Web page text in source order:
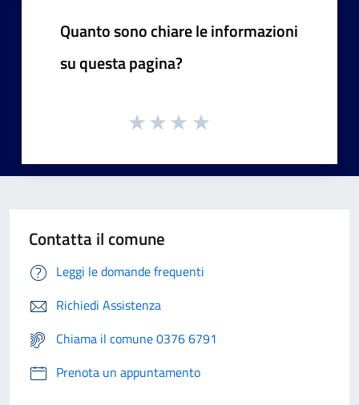
Quanto sono chiare le informazioni
su questa pagina?
Contatta il comune
Leggi le domande frequenti
Richiedi Assistenza
Chiama il comune 0376 6791
Prenota un appuntamento